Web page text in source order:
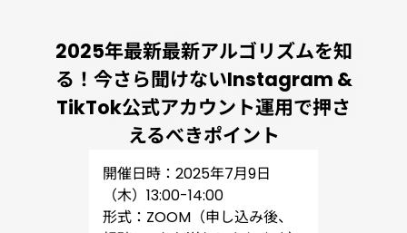
2025年最新最新アルゴリズムを知
る！今さら聞けないInstagram &
TikTok公式アカウント運用で押さ
えるべきポイント
開催日時：2025年7月9日
（木）13:00-14:00
形式：ZOOM（申し込み後、